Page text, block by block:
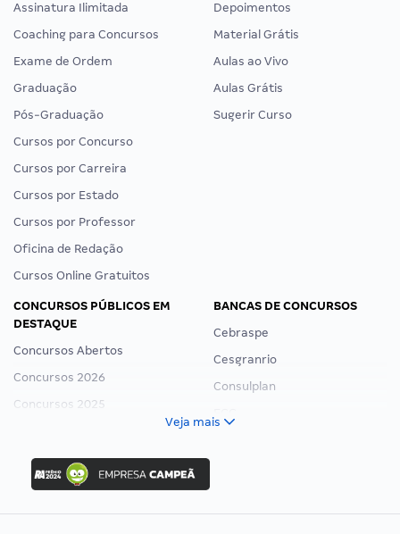
Assinatura Ilimitada
Coaching para Concursos
Exame de Ordem
Graduação
Pós-Graduação
Cursos por Concurso
Cursos por Carreira
Cursos por Estado
Cursos por Professor
Oficina de Redação
Cursos Online Gratuitos
Depoimentos
Material Grátis
Aulas ao Vivo
Aulas Grátis
Sugerir Curso
CONCURSOS PÚBLICOS EM
DESTAQUE
Concursos Abertos
Concursos 2026
Concursos 2025
Concurso Ibama
Concurso MPU
Editais publicados
BANCAS DE CONCURSOS
Cebraspe
Cesgranrio
Consulplan
Veja mais